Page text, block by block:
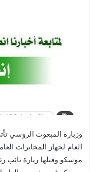
وزيارة المبعوث الروسي
العام لجهاز المخابرات
موسكو وقبلها زيارة